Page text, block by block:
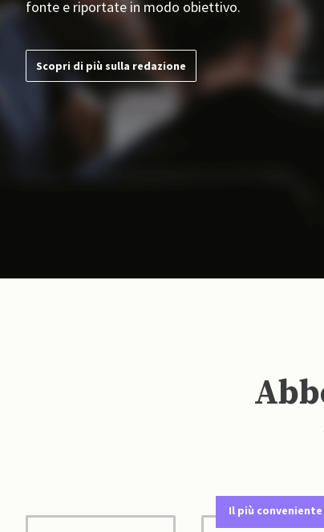
fonte e riportate in modo obiettivo.
Scopri di più sulla redazione
Il più conveniente